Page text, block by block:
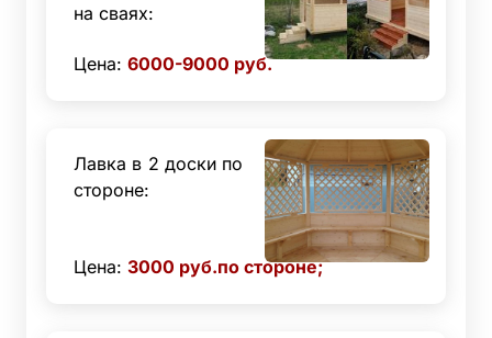
на сваях:
Цена: 6000-9000 руб.
Лавка в 2 доски по
стороне:
Цена: 3000 руб.по стороне;